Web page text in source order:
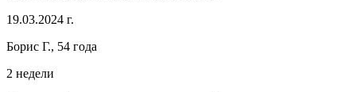
19.03.2024 г.
Борис Г., 54 года
2 недели